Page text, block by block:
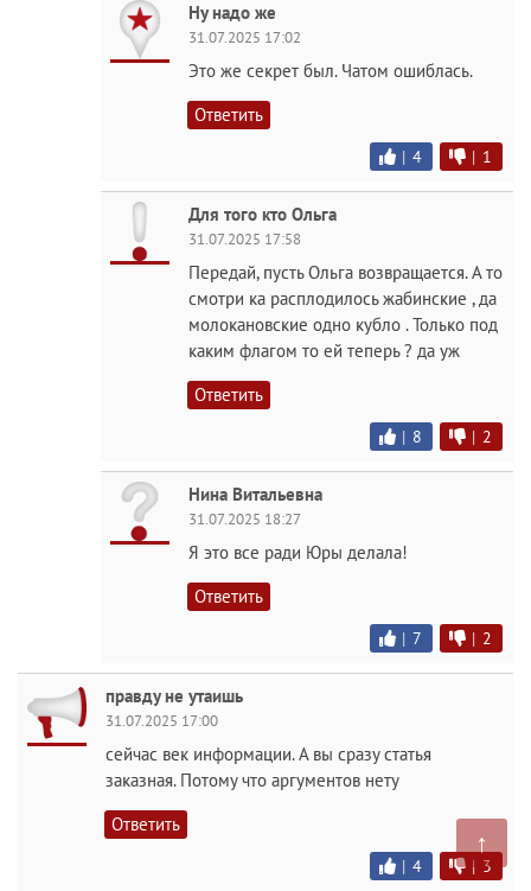
Ну надо же
31.07.2025 17:02
Это же секрет был. Чатом ошиблась.
Ответить
| 4 | 1
Для того кто Ольга
31.07.2025 17:58
Передай, пусть Ольга возвращается. А то
смотри ка расплодилось жабинские , да
молокановские одно кубло . Только под
каким флагом то ей теперь ? да уж
Ответить
| 8 | 2
Нина Витальевна
31.07.2025 18:27
Я это все ради Юры делала!
Ответить
| 7 | 2
правду не утаишь
31.07.2025 17:00
сейчас век информации. А вы сразу статья
заказная. Потому что аргументов нету
Ответить
| 4 | 3
↑